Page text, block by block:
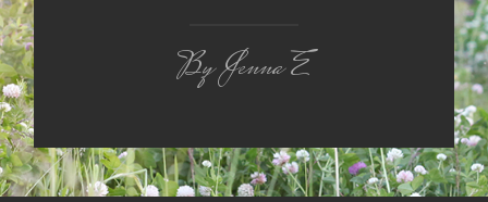
By Jenna E